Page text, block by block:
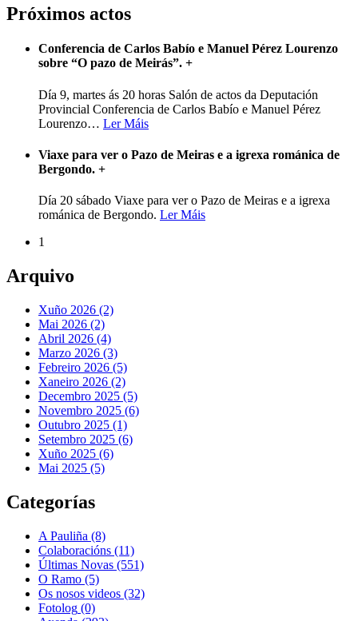
Próximos actos
Conferencia de Carlos Babío e Manuel Pérez Lourenzo
sobre “O pazo de Meirás”. +
Día 9, martes ás 20 horas Salón de actos da Deputación
Provincial Conferencia de Carlos Babío e Manuel Pérez
Lourenzo… Ler Máis
Viaxe para ver o Pazo de Meiras e a igrexa románica de
Bergondo. +
Día 20 sábado Viaxe para ver o Pazo de Meiras e a igrexa
románica de Bergondo. Ler Máis
1
Arquivo
Xuño 2026 (2)
Mai 2026 (2)
Abril 2026 (4)
Marzo 2026 (3)
Febreiro 2026 (5)
Xaneiro 2026 (2)
Decembro 2025 (5)
Novembro 2025 (6)
Outubro 2025 (1)
Setembro 2025 (6)
Xuño 2025 (6)
Mai 2025 (5)
Categorías
A Pauliña (8)
Colaboracións (11)
Últimas Novas (551)
O Ramo (5)
Os nosos videos (32)
Fotolog (0)